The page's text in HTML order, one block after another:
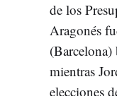
de los
Aragonés
(Barcelona)
mientras
elecciones